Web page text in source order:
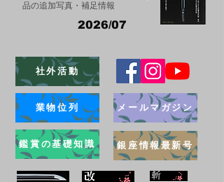
品の追加写真・補足情報
2026/07
社外活動
業物位列
鑑賞の基礎知識
メールマガジン
銀座情報最新号